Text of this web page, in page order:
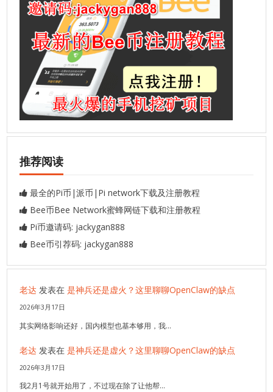
推荐阅读
最全的Pi币|派币|Pi network下载及注册教程
Bee币Bee Network蜜蜂网链下载和注册教程
Pi币邀请码: jackygan888
Bee币引荐码: jackygan888
老达 发表在是神兵还是虚火？这里聊聊OpenClaw的缺点
2026年3月17日
其实网络影响还好，国内模型也基本够用，我…
老达 发表在是神兵还是虚火？这里聊聊OpenClaw的缺点
2026年3月17日
我2月1号就开始用了，不过现在除了让他帮…